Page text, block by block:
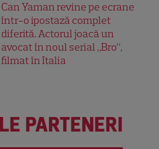
Can Yaman revine pe ecrane
într-o ipostază complet
diferită. Actorul joacă un
avocat în noul serial „Bro”,
filmat în Italia
PARTENERI